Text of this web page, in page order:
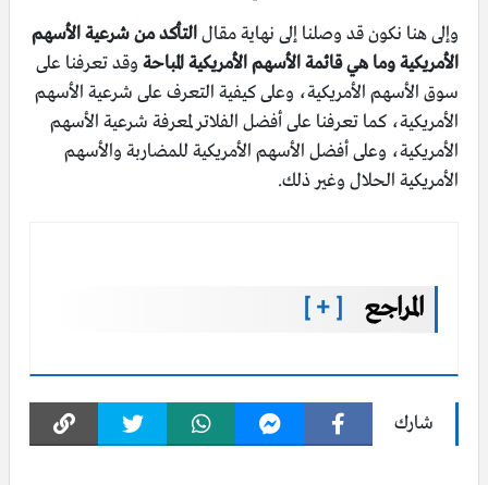
وإلى هنا نكون قد وصلنا إلى نهاية مقالالتأكد من شرعية الأسهم
الأمريكية وما هي قائمة الأسهم الأمريكية المباحة وقد تعرفنا على
سوق الأسهم الأمريكية، وعلى كيفية التعرف على شرعية الأسهم
الأمريكية، كما تعرفنا على أفضل الفلاتر لمعرفة شرعية الأسهم
الأمريكية، وعلى أفضل الأسهم الأمريكية للمضاربة والأسهم
الأمريكية الحلال وغير ذلك.
المراجع [ + ]
شارك